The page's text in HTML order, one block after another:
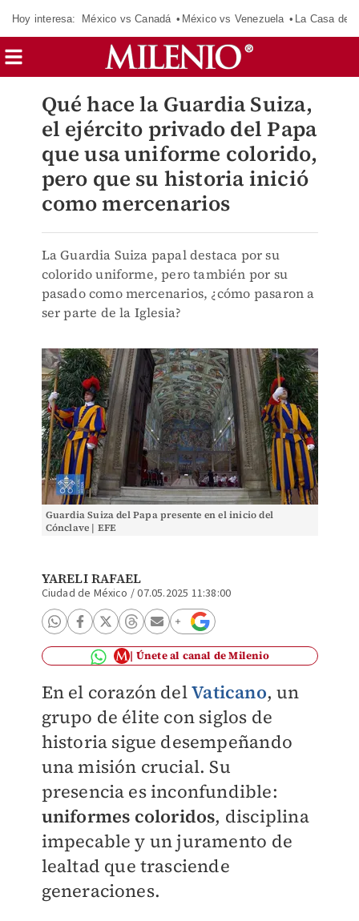
Hoy interesa: México vs Canadá México vs Venezuela La Casa de
Qué hace la Guardia Suiza,
el ejército privado del Papa
que usa uniforme colorido,
pero que su historia inició
como mercenarios
La Guardia Suiza papal destaca por su
colorido uniforme, pero también por su
pasado como mercenarios, ¿cómo pasaron a
ser parte de la Iglesia?
Guardia Suiza del Papa presente en el inicio del
Cónclave | EFE
YARELI RAFAEL
Ciudad de México /07.05.2025 11:38:00
Únete al canal de Milenio
En el corazón delVaticano, un
grupo de élite con siglos de
historia sigue desempeñando
una misión crucial. Su
presencia es inconfundible:
uniformes coloridos, disciplina
impecable y un juramento de
lealtad que trasciende
generaciones.